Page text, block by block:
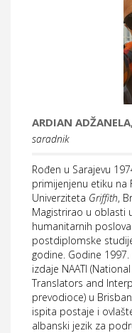
ARDIAN
saradnik
Rođen u Sarajevu
primijenjenu etiku na
Univerziteta Griffith,
Magistrirao u oblasti
humanitarnih
postdiplomske
godine. Godine
izdaje NAATI
Translators and
prevodioce) u
ispita postaje i
albanski jezik za